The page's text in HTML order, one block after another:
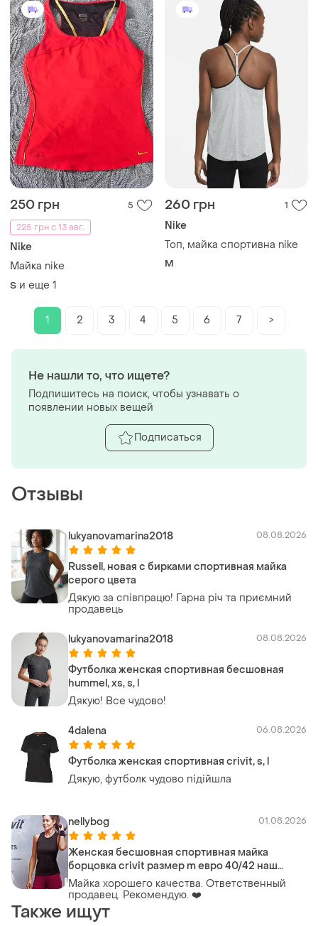
беговая с а1
250 грн
5
225 грн с 13 авг.
Nike
Майка nike
S и еще 1
260 грн 1
Nike
Топ, майка спортивна nike
M
1 2 3 4 5 6 7 >
Отзывы
lukyanovamarina2018 08.08.2026
Russell, новая с бирками спортивная майка
серого цвета
Дякую за співпрацю! Гарна річ та приємний
продавець
lukyanovamarina2018 08.08.2026
Футболка женская спортивная бесшовная
hummel, xs, s, l
Дякую! Все чудово!
4dalena 06.08.2026
Футболка женская спортивная crivit, s, l
Дякую, футболк чудово підійшла
nellybog 01.08.2026
Женская бесшовная спортивная майка
борцовка crivit размер m евро 40/42 наш
46/48
Майка хорошего качества. Ответственный
продавец. Рекомендую. ❤️
Также ищут
Не нашли то, что ищете?
Подпишитесь на поиск, чтобы узнавать о
появлении новых вещей
Подписаться